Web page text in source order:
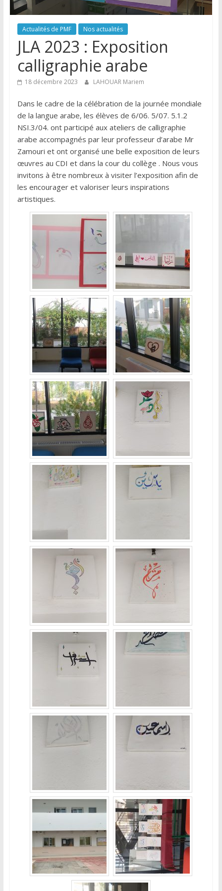
Actualités de PMF Nos actualités
JLA 2023 : Exposition
calligraphie arabe
18 décembre 2023 LAHOUAR Mariem
Dans le cadre de la célébration de la journée mondiale
de la langue arabe, les élèves de 6/06. 5/07. 5.1.2
NSI.3/04. ont participé aux ateliers de calligraphie
arabe accompagnés par leur professeur d’arabe Mr
Zamouri et ont organisé une belle exposition de leurs
œuvres au CDI et dans la cour du collège . Nous vous
invitons à être nombreux à visiter l’exposition afin de
les encourager et valoriser leurs inspirations
artistiques.